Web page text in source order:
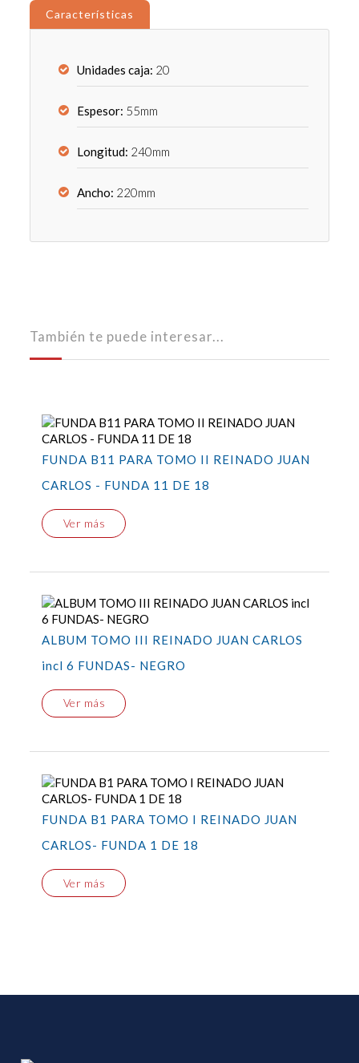
Características
Unidades caja: 20
Espesor: 55mm
Longitud: 240mm
Ancho: 220mm
También te puede interesar...
FUNDA B11 PARA TOMO II REINADO JUAN
CARLOS - FUNDA 11 DE 18
Ver más
ALBUM TOMO III REINADO JUAN CARLOS
incl 6 FUNDAS- NEGRO
Ver más
FUNDA B1 PARA TOMO I REINADO JUAN
CARLOS- FUNDA 1 DE 18
Ver más